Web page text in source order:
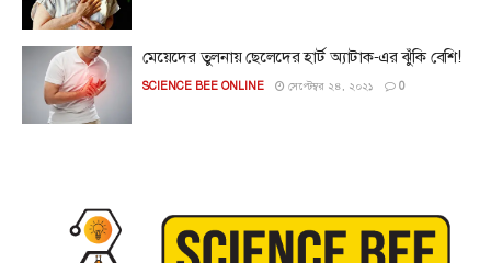
মেয়েদের তুলনায় ছেলেদের হার্ট অ্যাটাক-এর ঝুঁকি বেশি!
SCIENCE BEE ONLINE সেপ্টেম্বর ২৪, ২০২১ 0